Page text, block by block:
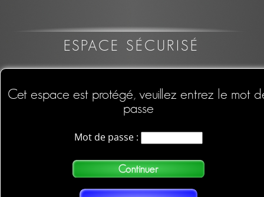
ESPACE SÉCURISÉ
Cet espace est protégé, veuillez entrez le mot
passe
Mot de passe :